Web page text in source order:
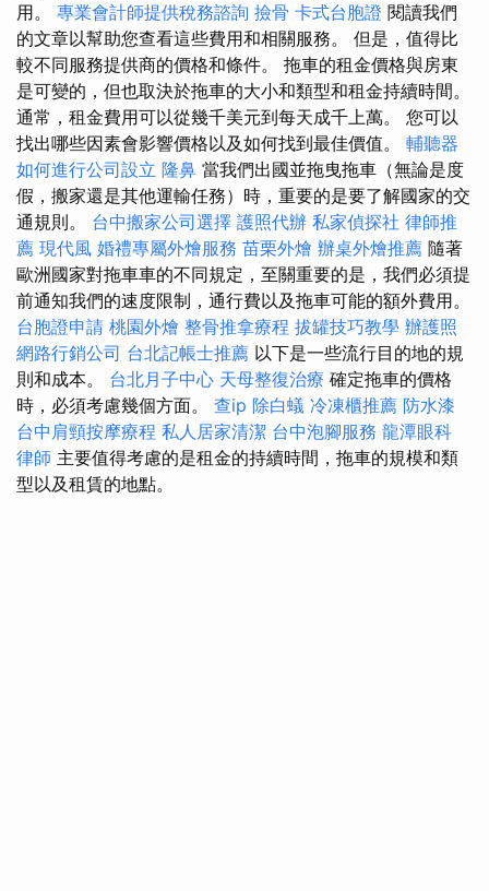
用。 專業會計師提供稅務諮詢 撿骨 卡式台胞證 閱讀我們
的文章以幫助您查看這些費用和相關服務。 但是，值得比
較不同服務提供商的價格和條件。 拖車的租金價格與房東
是可變的，但也取決於拖車的大小和類型和租金持續時間。
通常，租金費用可以從幾千美元到每天成千上萬。 您可以
找出哪些因素會影響價格以及如何找到最佳價值。 輔聽器
如何進行公司設立 隆鼻 當我們出國並拖曳拖車（無論是度
假，搬家還是其他運輸任務）時，重要的是要了解國家的交
通規則。 台中搬家公司選擇 護照代辦 私家偵探社 律師推
薦 現代風 婚禮專屬外燴服務 苗栗外燴 辦桌外燴推薦 隨著
歐洲國家對拖車車的不同規定，至關重要的是，我們必須提
前通知我們的速度限制，通行費以及拖車可能的額外費用。
台胞證申請 桃園外燴 整骨推拿療程 拔罐技巧教學 辦護照
網路行銷公司 台北記帳士推薦 以下是一些流行目的地的規
則和成本。 台北月子中心 天母整復治療 確定拖車的價格
時，必須考慮幾個方面。 查ip 除白蟻 冷凍櫃推薦 防水漆
台中肩頸按摩療程 私人居家清潔 台中泡腳服務 龍潭眼科
律師 主要值得考慮的是租金的持續時間，拖車的規模和類
型以及租賃的地點。